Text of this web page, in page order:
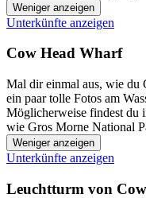
Weniger anzeigen
Unterkünfte anzeigen
Cow Head Wharf
Mal dir einmal aus, wie du
ein paar tolle Fotos am
Möglicherweise findest du
wie Gros Morne National
Weniger anzeigen
Unterkünfte anzeigen
Leuchtturm von